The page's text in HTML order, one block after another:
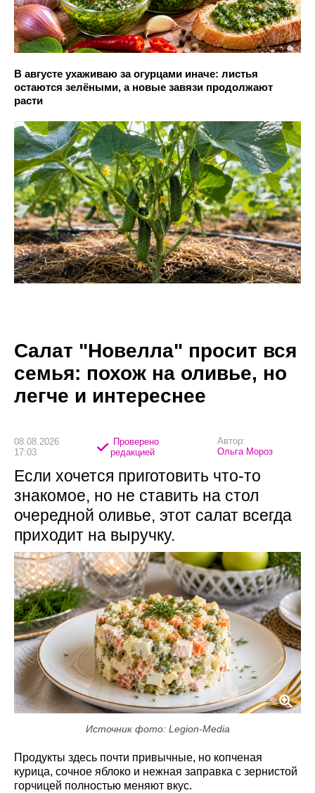
В августе ухаживаю за огурцами иначе: листья
остаются зелёными, а новые завязи продолжают
расти
Салат "Новелла" просит вся
семья: похож на оливье, но
легче и интереснее
08.08.2026
17:03
Проверено
редакцией
Автор:
Ольга Мороз
Если хочется приготовить что-то
знакомое, но не ставить на стол
очередной оливье, этот салат всегда
приходит на выручку.
Источник фото: Legion-Media
Продукты здесь почти привычные, но копченая
курица, сочное яблоко и нежная заправка с зернистой
горчицей полностью меняют вкус.